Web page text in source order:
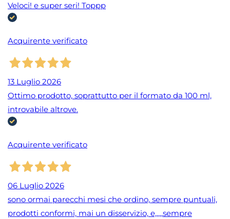
Veloci! e super seri! Toppp
Acquirente verificato
13 Luglio 2026
Ottimo prodotto, soprattutto per il formato da 100 ml,
introvabile altrove.
Acquirente verificato
06 Luglio 2026
sono ormai parecchi mesi che ordino, sempre puntuali,
prodotti conformi, mai un disservizio, e,,,,,sempre